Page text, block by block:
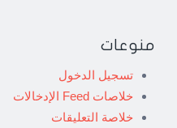
منوعات
تسجيل الدخول
خلاصات Feed الإدخالات
خلاصة التعليقات